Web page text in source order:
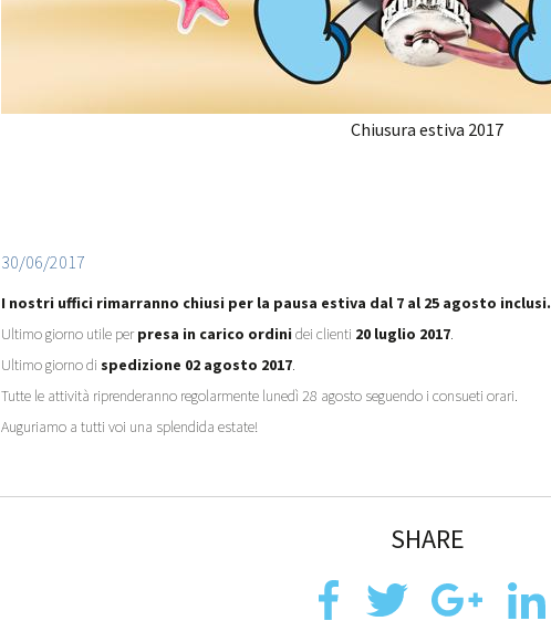
Chiusura estiva 2017
30/06/2017
I nostri uffici rimarranno chiusi per la pausa estiva dal 7 al 25 agosto inclusi.
Ultimo giorno utile perpresa in carico ordini dei clienti 20 luglio 2017.
Ultimo giorno di spedizione 02 agosto 2017.
Tutte le attività riprenderanno regolarmente lunedì 28 agosto seguendo i consueti orari.
Auguriamo a tutti voi una splendida estate!
SHARE